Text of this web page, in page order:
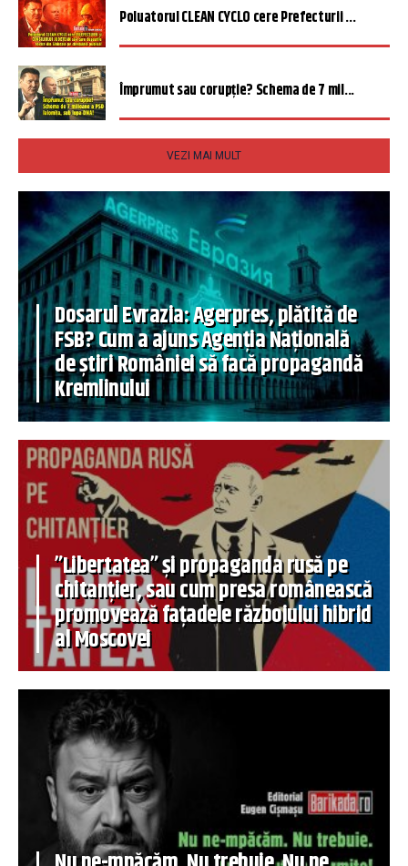
Poluatorul CLEAN CYCLO cere Prefecturii ...
Împrumut sau corupție? Schema de 7 mil...
VEZI MAI MULT
Dosarul Evrazia: Agerpres, plătită de
FSB? Cum a ajuns Agenția Națională
de știri României să facă propagandă
Kremlinului
”Libertatea” și propaganda rusă pe
chitanțier, sau cum presa românească
promovează fațadele războiului hibrid
al Moscovei